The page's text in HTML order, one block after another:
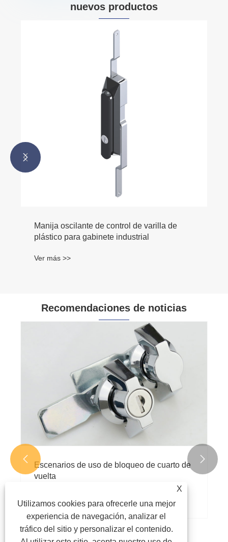
nuevos productos
Manija oscilante de control de varilla de
plástico para gabinete industrial
Ver más >>


Recomendaciones de noticias
Escenarios de uso de bloqueo de cuarto de
vuelta
 
X
Utilizamos cookies para ofrecerle una mejor
experiencia de navegación, analizar el
tráfico del sitio y personalizar el contenido.